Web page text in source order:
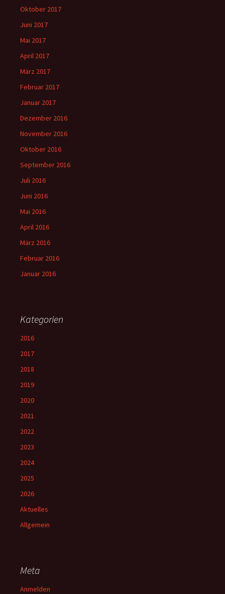
Oktober 2017
Juni 2017
Mai 2017
April 2017
März 2017
Februar 2017
Januar 2017
Dezember 2016
November 2016
Oktober 2016
September 2016
Juli 2016
Juni 2016
Mai 2016
April 2016
März 2016
Februar 2016
Januar 2016
Kategorien
2016
2017
2018
2019
2020
2021
2022
2023
2024
2025
2026
Aktuelles
Allgemein
Meta
Anmelden